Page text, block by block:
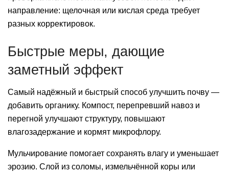
направление: щелочная или кислая среда требует
разных корректировок.
Быстрые меры, дающие
заметный эффект
Самый надёжный и быстрый способ улучшить почву —
добавить органику. Компост, перепревший навоз и
перегной улучшают структуру, повышают
влагозадержание и кормят микрофлору.
Мульчирование помогает сохранять влагу и уменьшает
эрозию. Слой из соломы, измельчённой коры или